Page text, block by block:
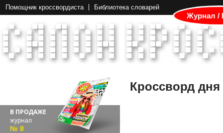
Помощник кроссвордиста Библиотека словарей
Журнал /
В ПРОДАЖЕ
журнал
№ 8
Кроссворд дня